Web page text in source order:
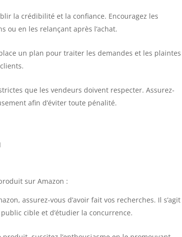
la crédibilité et la confiance. Encouragez les
ou en les relançant après l’achat.
un plan pour traiter les demandes et les plaintes
que les vendeurs doivent respecter. Assurez-
afin d’éviter toute pénalité.
sur Amazon :
assurez-vous d’avoir fait vos recherches. Il s’agit
cible et d’étudier la concurrence.